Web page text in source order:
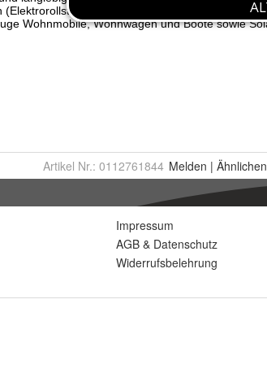
Artikel Nr.: 0112761844 Melden | Ähnlichen
Impressum
AGB & Datenschutz
Widerrufsbelehrung